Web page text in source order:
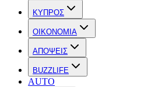
ΚΥΠΡΟΣ
OIKONOMIA
ΑΠΟΨΕΙΣ
BUZZLIFE
AUTO